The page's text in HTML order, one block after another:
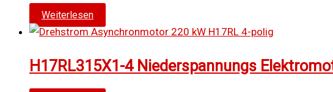
Weiterlesen
H17RL315X1-4 Niederspannungs